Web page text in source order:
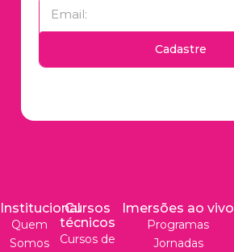
Cadastre
Institucional
Quem
Somos
Cursos
técnicos
Cursos de
Imersões ao vivo
Programas
Jornadas